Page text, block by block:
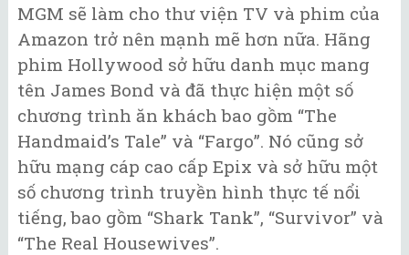
MGM sẽ làm cho thư viện TV và phim của
Amazon trở nên mạnh mẽ hơn nữa. Hãng
phim Hollywood sở hữu danh mục mang
tên James Bond và đã thực hiện một số
chương trình ăn khách bao gồm “The
Handmaid’s Tale” và “Fargo”. Nó cũng sở
hữu mạng cáp cao cấp Epix và sở hữu một
số chương trình truyền hình thực tế nổi
tiếng, bao gồm “Shark Tank”, “Survivor” và
“The Real Housewives”.